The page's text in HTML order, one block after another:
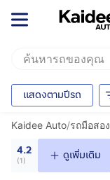
แสดงตามปีรถ
Kaidee Auto/รถมือสอง
4.2
(1) ดูเพิ่มเติม